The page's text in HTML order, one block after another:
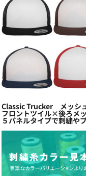
Classic Trucker メッシ
フロントツイル×後ろメ
５パネルタイプで刺繍や